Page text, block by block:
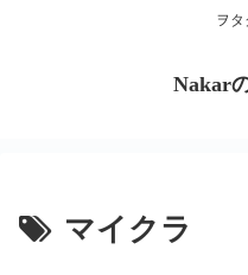
ヲ
Nakar
マイクラ